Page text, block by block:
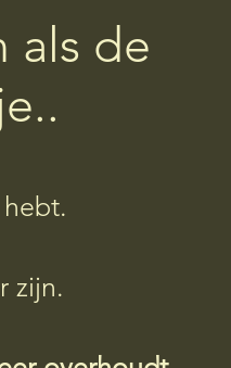
als de
hebt.
zijn.